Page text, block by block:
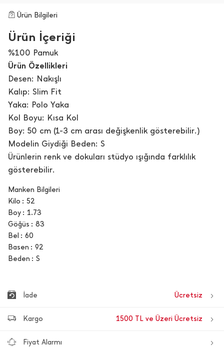
Ürün Bilgileri
Ürün İçeriği
%100 Pamuk
Ürün Özellikleri
Desen: Nakışlı
Kalıp: Slim Fit
Yaka: Polo Yaka
Kol Boyu: Kısa Kol
Boy: 50 cm (1-3 cm arası değişkenlik gösterebilir.)
Modelin Giydiği Beden: S
Ürünlerin renk ve dokuları stüdyo ışığında farklılık
gösterebilir.
Manken Bilgileri
Kilo
52
Boy
1.73
Göğüs
83
Bel
60
Basen
92
Beden
S
İade Ücretsiz
Kargo 1500 TL ve Üzeri Ücretsiz
Fiyat Alarmı